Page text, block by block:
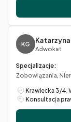
KG
Adwokat
Specjalizacje:
Zobowiązania,
Krawiecka 3/4,
Konsultacja